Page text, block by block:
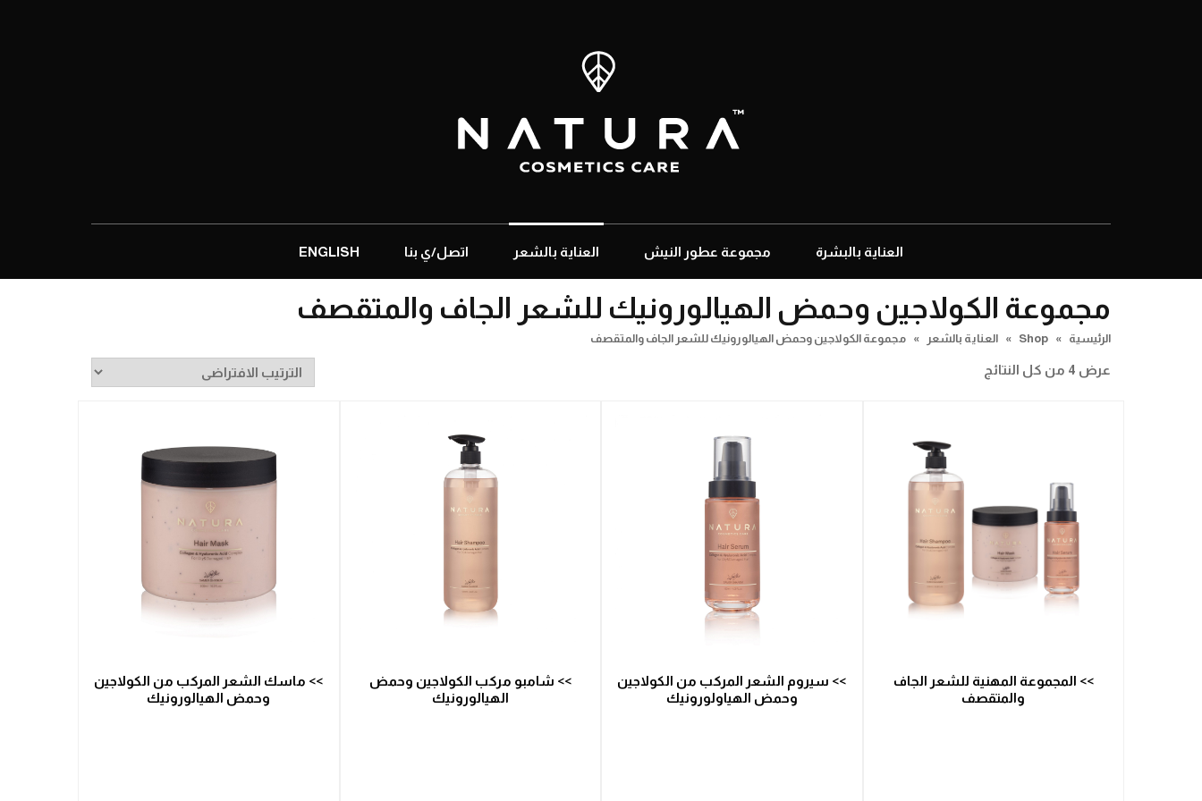
العناية بالبشرة مجموعة عطور النيش العناية بالشعر اتصل/ي بنا ENGLISH
مجموعة الكولاجين وحمض الهيالورونيك للشعر الجاف والمتقصف
الرئيسية »
Shop
» العناية بالشعر » مجموعة الكولاجين وحمض الهيالورونيك للشعر الجاف والمتقصف
عرض ⁦4⁩ من كل النتائج
>> المجموعة المهنية للشعر الجاف
والمتقصف
>> سيروم الشعر المركب من الكولاجين
وحمض الهياولورونيك
>> شامبو مركب الكولاجين وحمض
الهيالورونيك
>> ماسك الشعر المركب من الكولاجين
وحمض الهيالورونيك